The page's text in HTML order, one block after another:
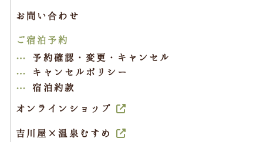
お問い合わせ
ご宿泊予約
予約確認・変更・キャンセル
キャンセルポリシー
宿泊約款
オンラインショップ
吉川屋×温泉むすめ